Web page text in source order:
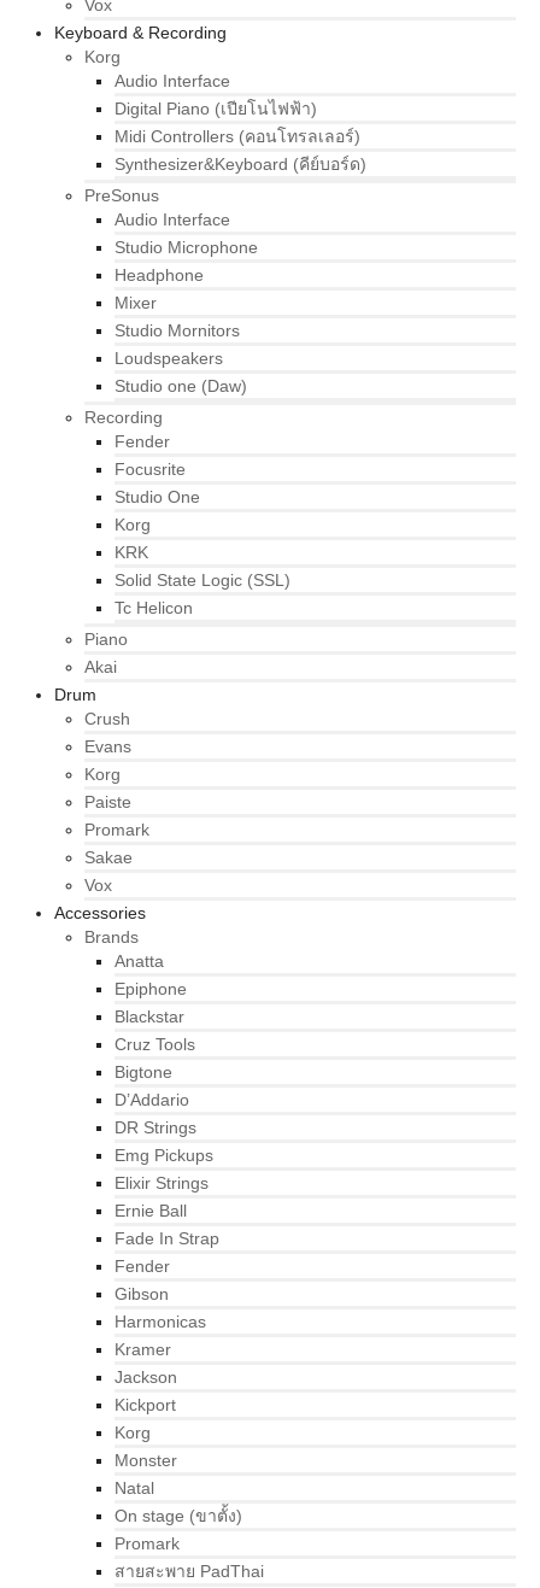
Vox
Keyboard & Recording
Korg
Audio Interface
Digital Piano (เปียโนไฟฟ้า)
Midi Controllers (คอนโทรลเลอร์)
Synthesizer&Keyboard (คีย์บอร์ด)
PreSonus
Audio Interface
Studio Microphone
Headphone
Mixer
Studio Mornitors
Loudspeakers
Studio one (Daw)
Recording
Fender
Focusrite
Studio One
Korg
KRK
Solid State Logic (SSL)
Tc Helicon
Piano
Akai
Drum
Crush
Evans
Korg
Paiste
Promark
Sakae
Vox
Accessories
Brands
Anatta
Epiphone
Blackstar
Cruz Tools
Bigtone
D’Addario
DR Strings
Emg Pickups
Elixir Strings
Ernie Ball
Fade In Strap
Fender
Gibson
Harmonicas
Kramer
Jackson
Kickport
Korg
Monster
Natal
On stage (ขาตั้ง)
Promark
สายสะพาย PadThai